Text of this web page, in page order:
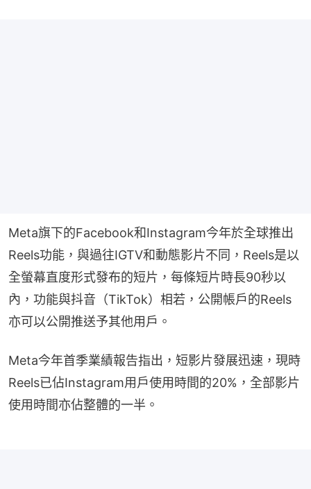
Meta旗下的Facebook和Instagram今年於全球推出
Reels功能，與過往IGTV和動態影片不同，Reels是以
全螢幕直度形式發布的短片，每條短片時長90秒以
內，功能與抖音（TikTok）相若，公開帳戶的Reels
亦可以公開推送予其他用戶。
Meta今年首季業績報告指出，短影片發展迅速，現時
Reels已佔Instagram用戶使用時間的20%，全部影片
使用時間亦佔整體的一半。